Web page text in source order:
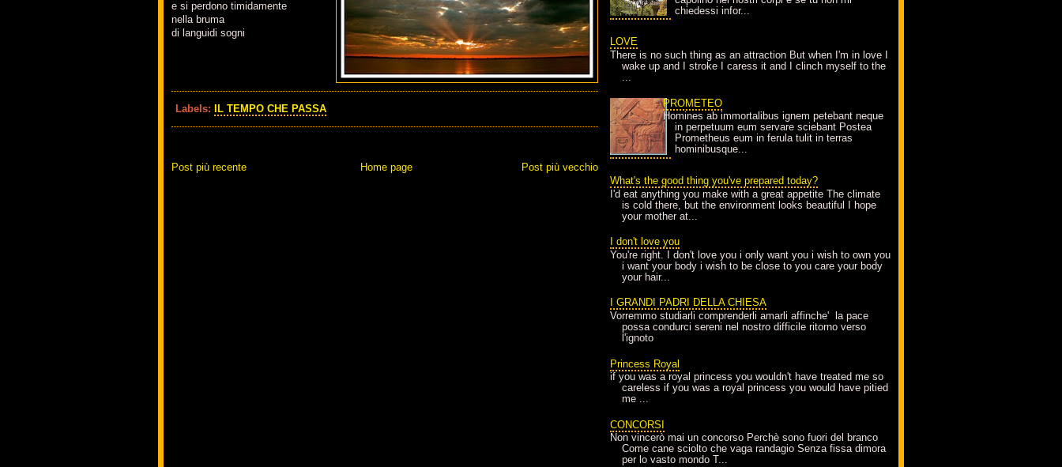
e si perdono timidamente
nella bruma
di languidi sogni
Labels: IL TEMPO CHE PASSA
Post più recente Post più vecchio
Home page
chiedessi infor...
LOVE
There is no such thing as an attraction But when I'm in love I
wake up and I stroke I caress it and I clinch myself to the
...
PROMETEO
Homines ab immortalibus ignem petebant neque
in perpetuum eum servare sciebant Postea
Prometheus eum in ferula tulit in terras
hominibusque...
What's the good thing you've prepared today?
I'd eat anything you make with a great appetite The climate
is cold there, but the environment looks beautiful I hope
your mother at...
I don't love you
You're right. I don't love you i only want you i wish to own you
i want your body i wish to be close to you care your body
your hair...
I GRANDI PADRI DELLA CHIESA
Vorremmo studiarli comprenderli amarli affinche' la pace
possa condurci sereni nel nostro difficile ritorno verso
l'ignoto
Princess Royal
if you was a royal princess you wouldn't have treated me so
careless if you was a royal princess you would have pitied
me ...
CONCORSI
Non vincerò mai un concorso Perchè sono fuori del branco
Come cane sciolto che vaga randagio Senza fissa dimora
per lo vasto mondo T...